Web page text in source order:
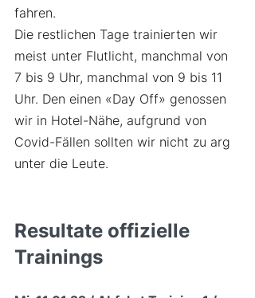
fahren.
Die restlichen Tage trainierten wir
meist unter Flutlicht, manchmal von
7 bis 9 Uhr, manchmal von 9 bis 11
Uhr. Den einen «Day Off» genossen
wir in Hotel-Nähe, aufgrund von
Covid-Fällen sollten wir nicht zu arg
unter die Leute.
Resultate offizielle
Trainings